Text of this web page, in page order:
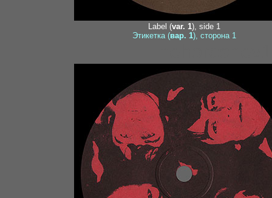
Label (var. 1), side 1
Этикетка (вар. 1), сторона 1